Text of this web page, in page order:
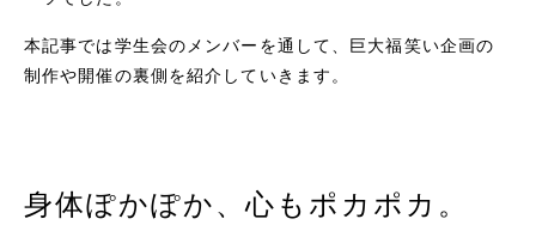
本記事では学生会のメンバーを通して、巨大福笑い企画の
制作や開催の裏側を紹介していきます。
身体ぽかぽか、心もポカポカ。